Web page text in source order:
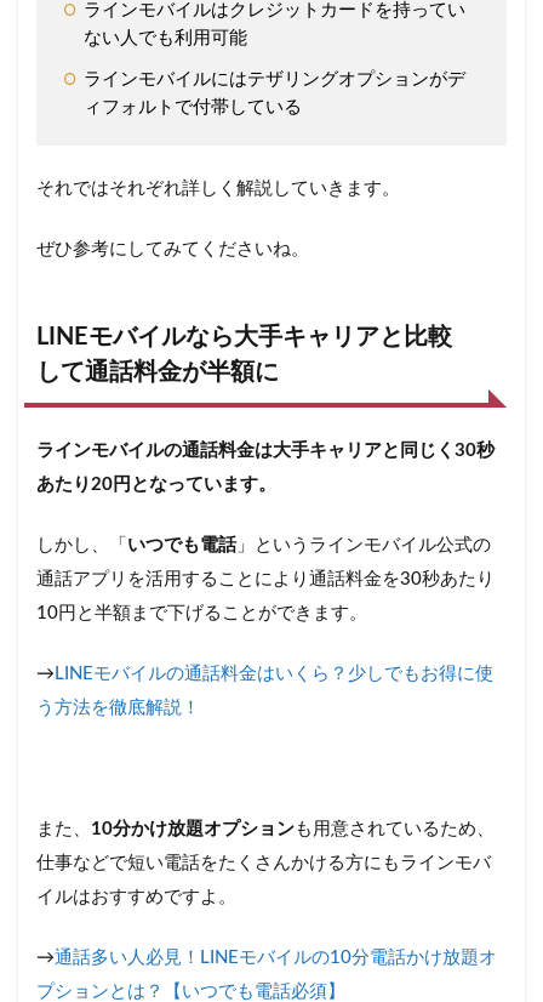
ラインモバイルはクレジットカードを持ってい
ない人でも利用可能
ラインモバイルにはテザリングオプションがデ
ィフォルトで付帯している
それではそれぞれ詳しく解説していきます。
ぜひ参考にしてみてくださいね。
LINEモバイルなら大手キャリアと比較
して通話料金が半額に
ラインモバイルの通話料金は大手キャリアと同じく30秒
あたり20円となっています。
しかし、「 いつでも電話」というラインモバイル公式の
通話アプリを活用することにより通話料金を30秒あたり
10円と半額まで下げることができます。
→ LINEモバイルの通話料金はいくら？少しでもお得に使
う方法を徹底解説！
また、 10分かけ放題オプションも用意されているため、
仕事などで短い電話をたくさんかける方にもラインモバ
イルはおすすめですよ。
→通話多い人必見！LINEモバイルの10分電話かけ放題オ
プションとは？【いつでも電話必須】